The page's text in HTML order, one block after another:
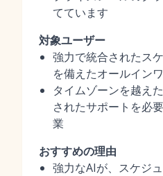
てています
対象ユーザー
強力で統合されたス
を備えたオールイン
タイムゾーンを越え
されたサポートを必
業
おすすめの理由
強力なAIが、スケジ